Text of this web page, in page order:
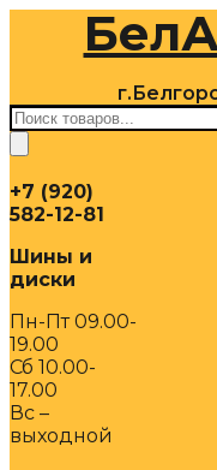
содержимому
Поиск
товаров
+7 (920)
582-12-81
Шины и
диски
Пн-Пт 09.00-
19.00
Сб 10.00-
17.00
Вс –
выходной